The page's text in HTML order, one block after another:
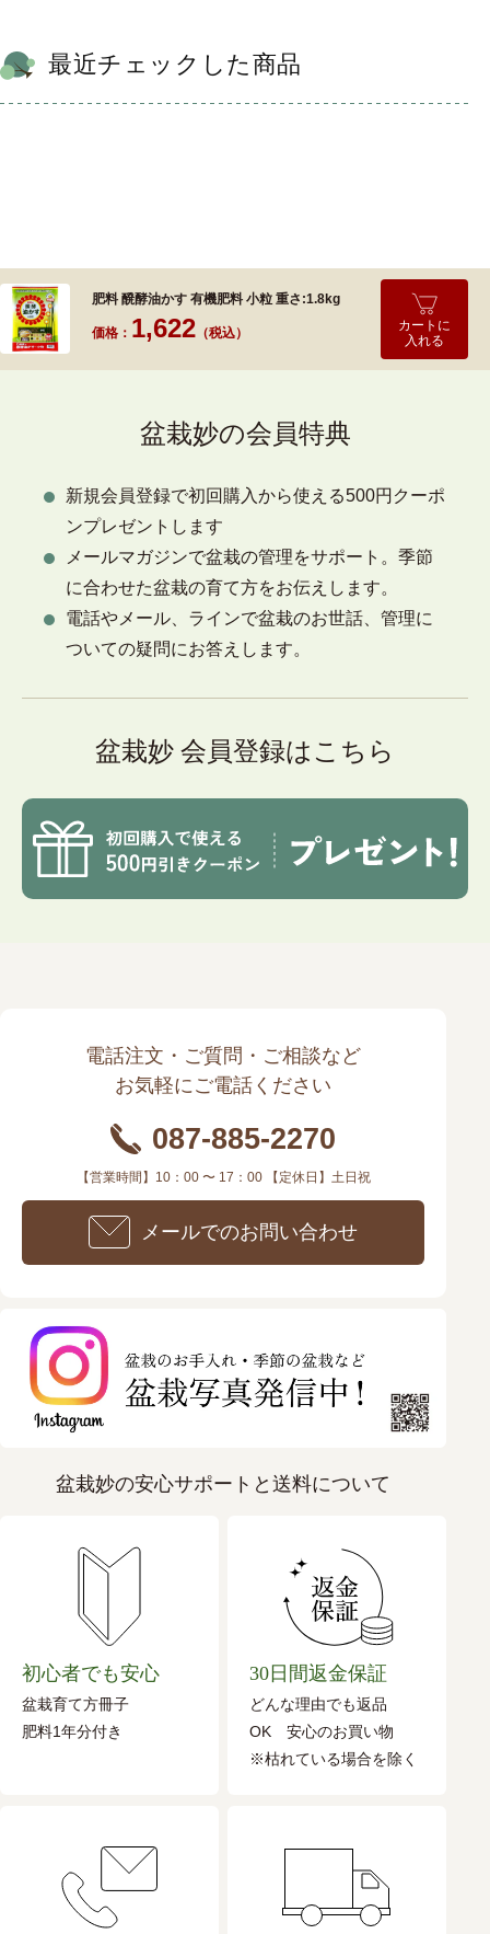
最近チェックした商品
肥料 醗酵油かす 有機肥料 小粒 重さ:1.8kg
価格： 1,622 （税込）
カートに
入れる
盆栽妙の会員特典
新規会員登録で初回購入から使える500円クーポ
ンプレゼントします
メールマガジンで盆栽の管理をサポート。季節
に合わせた盆栽の育て方をお伝えします。
電話やメール、ラインで盆栽のお世話、管理に
ついての疑問にお答えします。
盆栽妙 会員登録はこちら
電話注文・ご質問・ご相談など
お気軽にご電話ください
087-885-2270
【営業時間】10：00 〜 17：00 【定休日】土日祝
メールでのお問い合わせ
盆栽妙の安心サポートと送料について
初心者でも安心
盆栽育て方冊子
肥料1年分付き
30日間返金保証
どんな理由でも返品
OK 安心のお買い物
※枯れている場合を除く